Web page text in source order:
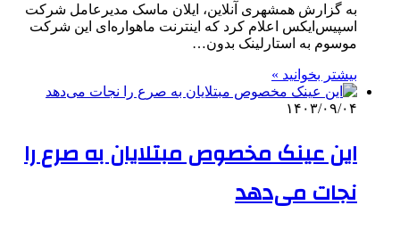
به گزارش همشهری آنلاین، ایلان ماسک مدیرعامل شرکت
اسپیس‌ایکس اعلام کرد که اینترنت ماهواره‌ای این شرکت
موسوم به استارلینک بدون…
بیشتر بخوانید »
۱۴۰۳/۰۹/۰۴
این عینک مخصوص مبتلایان به صرع را
نجات می‌دهد